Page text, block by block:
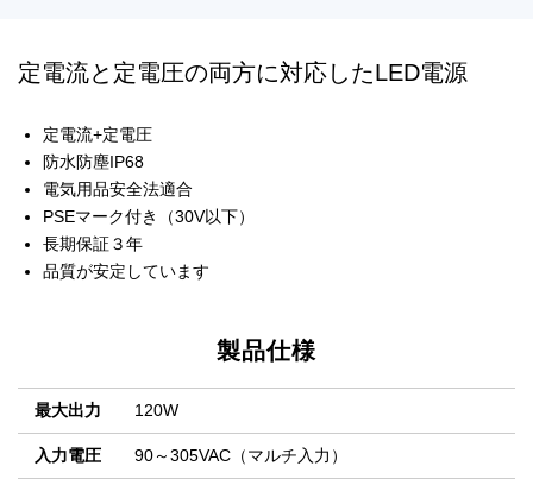
定電流と定電圧の両方に対応したLED電源
定電流+定電圧
防水防塵IP68
電気用品安全法適合
PSEマーク付き（30V以下）
長期保証３年
品質が安定しています
製品仕様
最大出力 120W
入力電圧 90～305VAC（マルチ入力）